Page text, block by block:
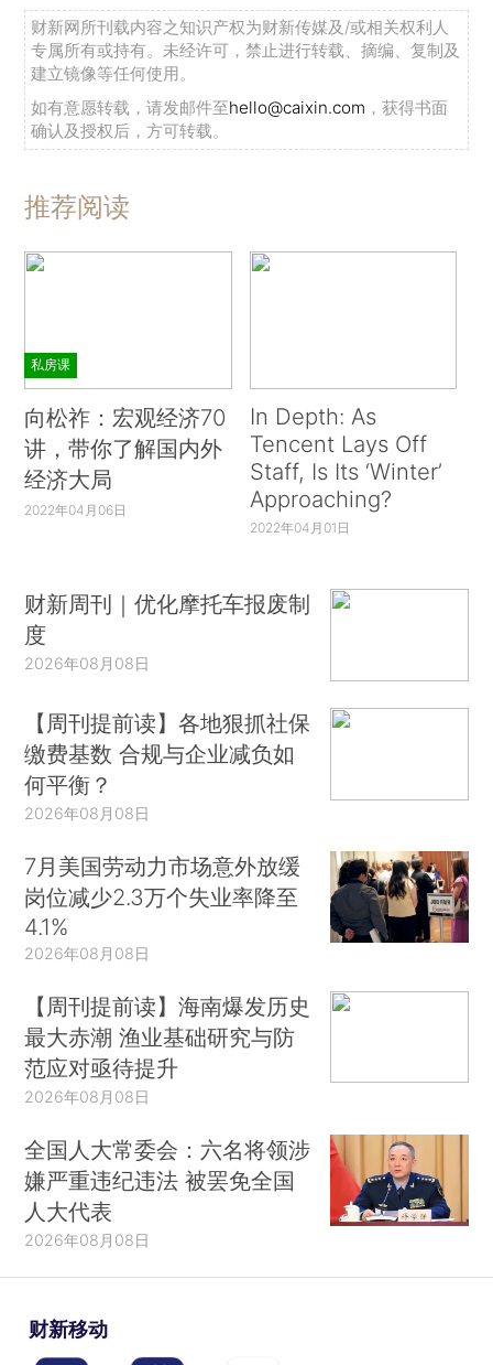
财新网所刊载内容之知识产权为财新传媒及/或相关权利人
专属所有或持有。未经许可，禁止进行转载、摘编、复制及
建立镜像等任何使用。
如有意愿转载，请发邮件至hello@caixin.com ，获得书面
确认及授权后，方可转载。
推荐阅读
私房课
向松祚：宏观经济70
讲，带你了解国内外
经济大局
2022年04月06日
In Depth: As
Tencent Lays Off
Staff, Is Its ‘Winter’
Approaching?
2022年04月01日
财新周刊｜优化摩托车报废制
度
2026年08月08日
【周刊提前读】各地狠抓社保
缴费基数 合规与企业减负如
何平衡？
2026年08月08日
7月美国劳动力市场意外放缓
岗位减少2.3万个失业率降至
4.1%
2026年08月08日
【周刊提前读】海南爆发历史
最大赤潮 渔业基础研究与防
范应对亟待提升
2026年08月08日
全国人大常委会：六名将领涉
嫌严重违纪违法 被罢免全国
人大代表
2026年08月08日
财新移动